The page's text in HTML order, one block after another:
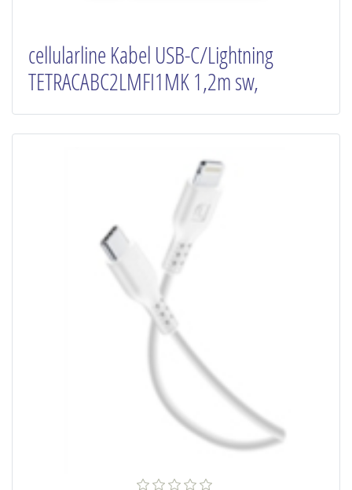
cellularline Kabel USB-C/Lightning
TETRACABC2LMFI1MK 1,2m sw,